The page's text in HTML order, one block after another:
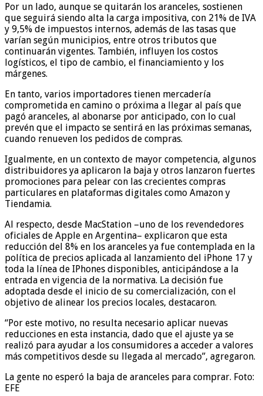
Por un lado, aunque se quitarán los aranceles, sostienen
que seguirá siendo alta la carga impositiva, con 21% de IVA
y 9,5% de impuestos internos, además de las tasas que
varían según municipios, entre otros tributos que
continuarán vigentes. También, influyen los costos
logísticos, el tipo de cambio, el financiamiento y los
márgenes.
En tanto, varios importadores tienen mercadería
comprometida en camino o próxima a llegar al país que
pagó aranceles, al abonarse por anticipado, con lo cual
prevén que el impacto se sentirá en las próximas semanas,
cuando renueven los pedidos de compras.
Igualmente, en un contexto de mayor competencia, algunos
distribuidores ya aplicaron la baja y otros lanzaron fuertes
promociones para pelear con las crecientes compras
particulares en plataformas digitales como Amazon y
Tiendamia.
Al respecto, desde MacStation –uno de los revendedores
oficiales de Apple en Argentina– explicaron que esta
reducción del 8% en los aranceles ya fue contemplada en la
política de precios aplicada al lanzamiento del iPhone 17 y
toda la línea de IPhones disponibles, anticipándose a la
entrada en vigencia de la normativa. La decisión fue
adoptada desde el inicio de su comercialización, con el
objetivo de alinear los precios locales, destacaron.
“Por este motivo, no resulta necesario aplicar nuevas
reducciones en esta instancia, dado que el ajuste ya se
realizó para ayudar a los consumidores a acceder a valores
más competitivos desde su llegada al mercado”, agregaron.
La gente no esperó la baja de aranceles para comprar. Foto:
EFE